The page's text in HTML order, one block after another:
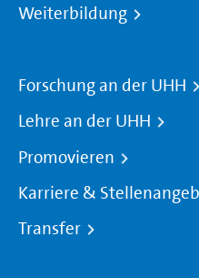
Weiterbildung
Forschung an der UHH
Lehre an der UHH
Promovieren
Karriere &
Transfer